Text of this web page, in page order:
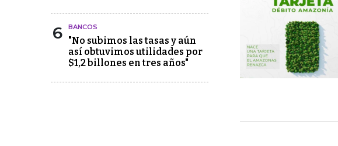
6 BANCOS
"No subimos las tasas y aún
así obtuvimos utilidades por
$1,2 billones en tres años"